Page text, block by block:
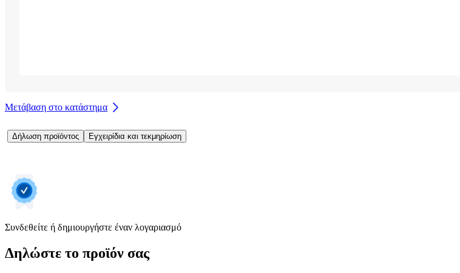
Μετάβαση στο κατάστημα
Δήλωση προϊόντος Εγχειρίδια και τεκμηρίωση
Συνδεθείτε ή δημιουργήστε έναν λογαριασμό
Δηλώστε το προϊόν σας